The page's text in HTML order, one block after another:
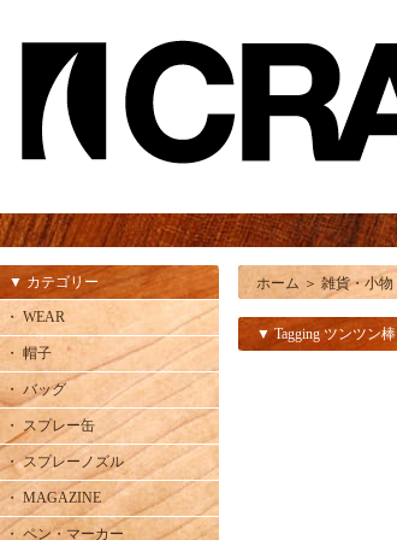
▼ カテゴリー
・ WEAR
・ 帽子
・ バッグ
・ スプレー缶
・ スプレーノズル
・ MAGAZINE
・ ペン・マーカー
ホーム ＞ 雑貨・小物
▼ Tagging ツンツン棒